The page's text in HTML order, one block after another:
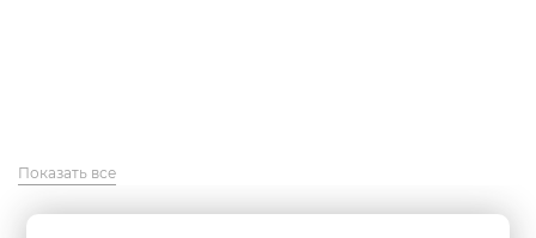
Показать все